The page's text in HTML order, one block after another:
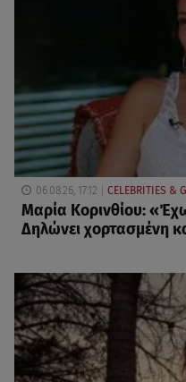
06.08.26, 17:12 CELEBRITIES &
Μαρία Κορινθίου:
Δηλώνει χορτασμένη